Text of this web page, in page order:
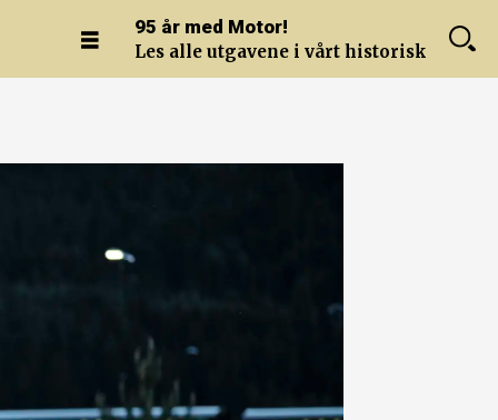
95 år med Motor!
Les alle utgavene i vårt historiske arkiv.